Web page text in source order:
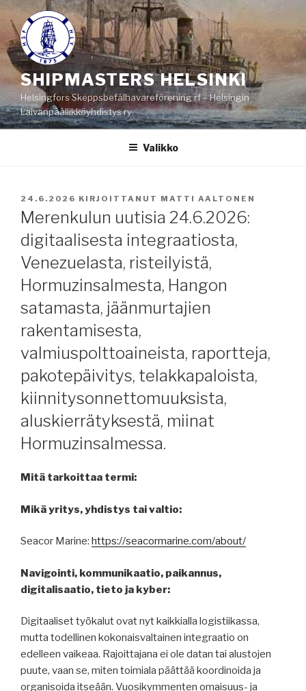
Siirry
sisältöön
SHIPMASTERS HELSINKI
Helsingfors Skeppsbefälhavareförening rf – Helsingin
Laivanpäällikköyhdistys ry
Valikko
JULKAISTU
24.6.2026 KIRJOITTANUT MATTI AALTONEN
Merenkulun uutisia 24.6.2026:
digitaalisesta integraatiosta,
Venezuelasta, risteilyistä,
Hormuzinsalmesta, Hangon
satamasta, jäänmurtajien
rakentamisesta,
valmiuspolttoaineista, raportteja,
pakotepäivitys, telakkapaloista,
kiinnitysonnettomuuksista,
aluskierrätyksestä, miinat
Hormuzinsalmessa.
Mitä tarkoittaa termi:
Mikä yritys, yhdistys tai valtio:
Seacor Marine: https://seacormarine.com/about/
Navigointi, kommunikaatio, paikannus,
digitalisaatio, tieto ja kyber:
Digitaaliset työkalut ovat nyt kaikkialla logistiikassa,
mutta todellinen kokonaisvaltainen integraatio on
edelleen vaikeaa. Rajoittajana ei ole datan tai alustojen
puute, vaan se, miten toimiala päättää koordinoida ja
organisoida itseään. Vuosikymmenten omaisuus- ja